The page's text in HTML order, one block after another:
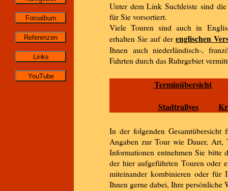
Unter dem Link Suchleiste sind
für Sie vorsortiert.
Viele Touren sind auch in
erhalten Sie auf derenglischen
Ihnen auch niederländisch-,
Fahrten durch das Ruhrgebiet
Terminübersicht
Stadtrallyes
In der folgenden
Angaben zur Tour wie Dauer, Art,
Informationen entnehmen Sie bitte
der hier aufgeführten Touren oder
miteinander kombinieren oder für
Ihnen gerne dabei, Ihre persönliche